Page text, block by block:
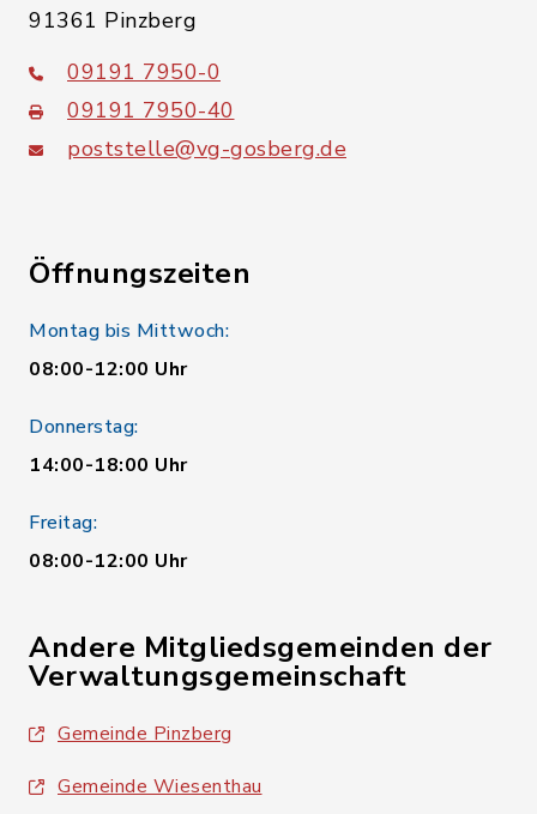
91361 Pinzberg
09191 7950-0
09191 7950-40
poststelle@vg-gosberg.de
Öffnungszeiten
Montag bis Mittwoch:
08:00-12:00 Uhr
Donnerstag:
14:00-18:00 Uhr
Freitag:
08:00-12:00 Uhr
Andere Mitgliedsgemeinden der
Verwaltungsgemeinschaft
Gemeinde Pinzberg
Gemeinde Wiesenthau